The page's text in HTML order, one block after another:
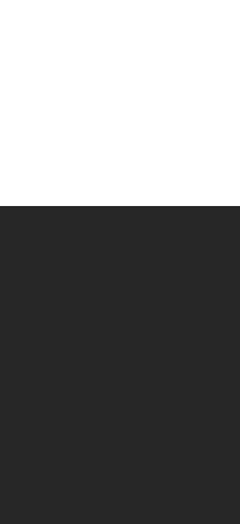
Сумка под раму New York,